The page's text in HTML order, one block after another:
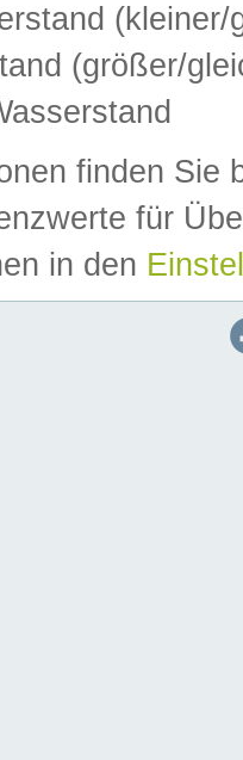
(kleiner/
(größer/
finden Sie
für
in den